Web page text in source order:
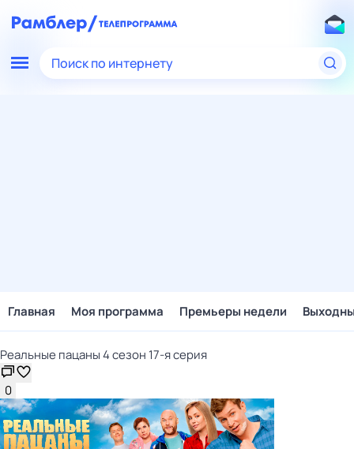
Поиск по интернету
Главная Моя программа Премьеры недели
Реальные пацаны 4 сезон 17-я серия
0